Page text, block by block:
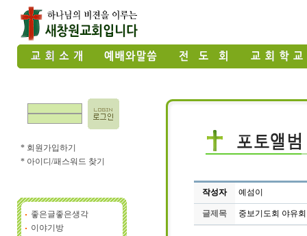
* 회원가입하기
* 아이디/패스워드 찾기
좋은글좋은생각
이야기방
작성자 예섬이
글제목 중보기도회 야유회